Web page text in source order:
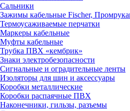
Сальники
Зажимы кабельные Fischer,
Термоусаживаемые перчатки
Маркеры кабельные
Муфты кабельные
Трубка ПВХ «кембрик»
Знаки электробезопасности
Сигнальные и оградительные ленты
Изоляторы для шин и аксессуары
Коробки металлические
Коробки распаячные ПВХ
Наконечники, гильзы, разъемы